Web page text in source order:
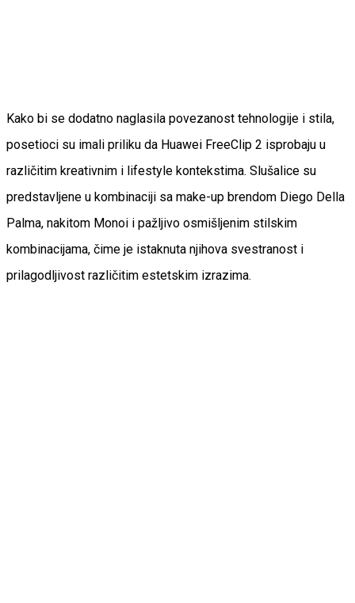
Kako bi se dodatno naglasila povezanost tehnologije i stila,
posetioci su imali priliku da Huawei FreeClip 2 isprobaju u
različitim kreativnim i lifestyle kontekstima. Slušalice su
predstavljene u kombinaciji sa make-up brendom Diego Della
Palma, nakitom Monoi i pažljivo osmišljenim stilskim
kombinacijama, čime je istaknuta njihova svestranost i
prilagodljivost različitim estetskim izrazima.